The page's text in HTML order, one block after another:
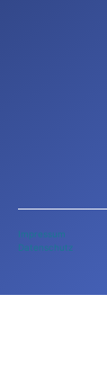
Impressum
Datenschutz